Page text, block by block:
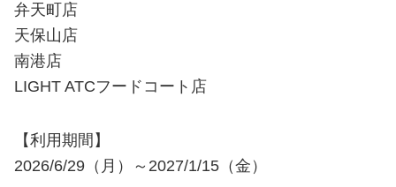
弁天町店
天保山店
南港店
LIGHT ATCフードコート店
【利用期間】
2026/6/29（月）～2027/1/15（金）